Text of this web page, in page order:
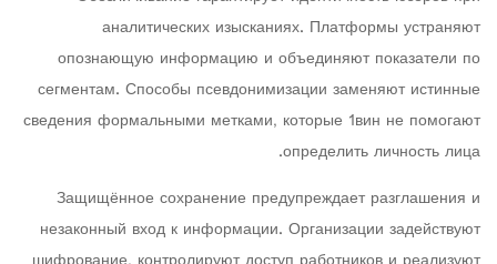
аналитических изысканиях. Платформы устраняют
опознающую информацию и объединяют показатели по
сегментам. Способы псевдонимизации заменяют истинные
сведения формальными метками, которые 1вин не помогают
определить личность лица.
Защищённое сохранение предупреждает разглашения и
незаконный вход к информации. Организации задействуют